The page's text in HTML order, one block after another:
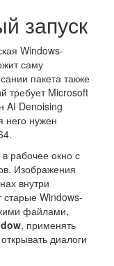
запуск
Windows-
саму
пакета также
требует Microsoft
AI Denoising
него нужен
рабочее окно с
Изображения
внутри
Windows-
файлами,
, применять
диалоги